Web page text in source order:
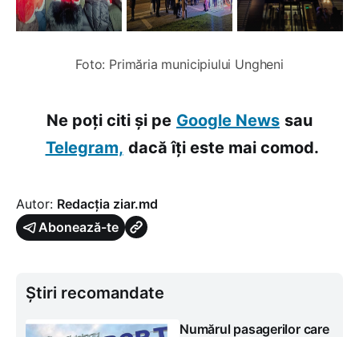
Foto: Primăria municipiului Ungheni
Ne poți citi și pe Google News sau
Telegram, dacă îți este mai comod.
Autor: Redacția ziar.md
Abonează-te
Știri recomandate
Numărul pasagerilor care